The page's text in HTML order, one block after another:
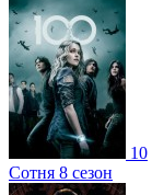
10
Сотня 8 сезон